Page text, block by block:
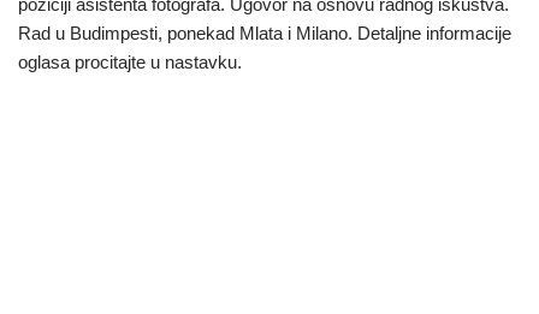
Rad u Budimpesti, ponekad Mlata i Milano. Detaljne informacije
oglasa procitajte u nastavku.